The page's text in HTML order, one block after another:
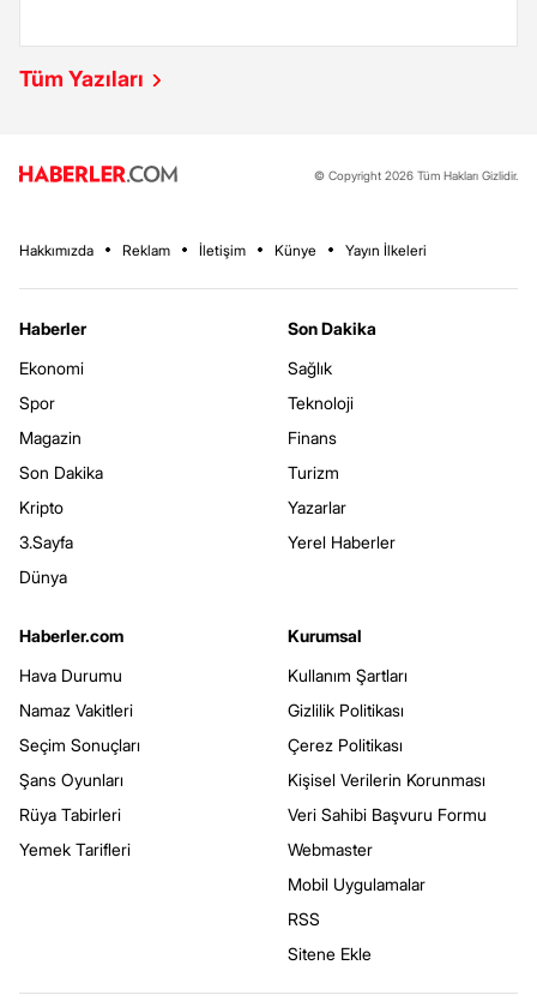
Tüm Yazıları
© Copyright 2026 Tüm Hakları Gizlidir.
Hakkımızda Reklam İletişim Künye Yayın İlkeleri
Haberler
Ekonomi
Spor
Magazin
Son Dakika
Kripto
3.Sayfa
Dünya
Son Dakika
Sağlık
Teknoloji
Finans
Turizm
Yazarlar
Yerel Haberler
Haberler.com
Hava Durumu
Namaz Vakitleri
Seçim Sonuçları
Şans Oyunları
Rüya Tabirleri
Yemek Tarifleri
Kurumsal
Kullanım Şartları
Gizlilik Politikası
Çerez Politikası
Kişisel Verilerin Korunması
Veri Sahibi Başvuru Formu
Webmaster
Mobil Uygulamalar
RSS
Sitene Ekle